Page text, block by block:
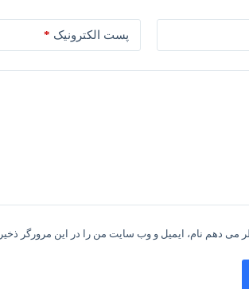
پست الکترونیک *
می دهم نام، ایمیل و وب سایت من را در این مرورگر